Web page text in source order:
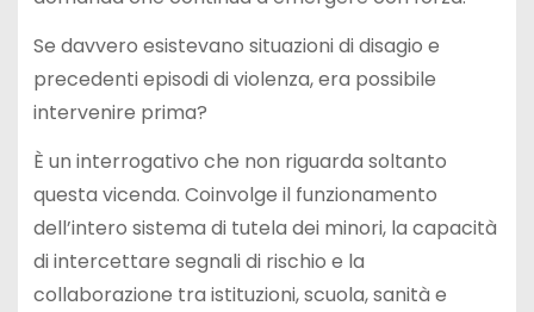
Se davvero esistevano situazioni di disagio e
precedenti episodi di violenza, era possibile
intervenire prima?
È un interrogativo che non riguarda soltanto
questa vicenda. Coinvolge il funzionamento
dell’intero sistema di tutela dei minori, la capacità
di intercettare segnali di rischio e la
collaborazione tra istituzioni, scuola, sanità e